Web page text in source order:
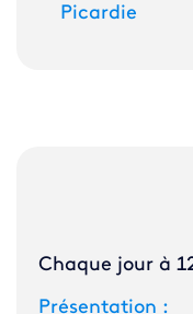
Picardie
Chaque jour à
Présentation :